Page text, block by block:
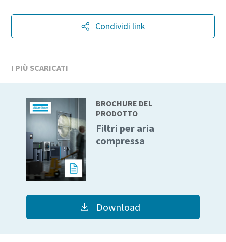
Condividi link
I PIÙ SCARICATI
BROCHURE DEL
PRODOTTO
Filtri per aria
compressa
Download